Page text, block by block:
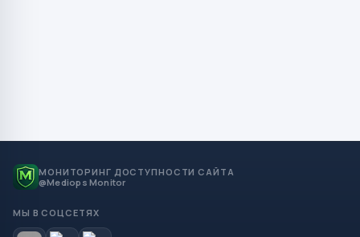
МОНИТОРИНГ ДОСТУПНОСТИ САЙТА
@Mediops Monitor
МЫ В СОЦСЕТЯХ